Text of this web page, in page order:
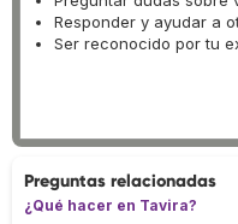
Responder y ayudar a
Ser reconocido por tu
Preguntas relacionadas
¿Qué hacer en Tavira?